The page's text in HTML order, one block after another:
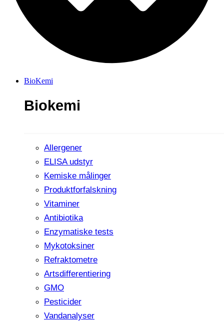
BioKemi
Biokemi
Allergener
ELISA udstyr
Kemiske målinger
Produktforfalskning
Vitaminer
Antibiotika
Enzymatiske tests
Mykotoksiner
Refraktometre
Artsdifferentiering
GMO
Pesticider
Vandanalyser